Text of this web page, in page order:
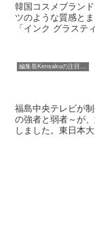
韓国コスメブラン
ツのような質感と
「インク グラステ
します。
福島中央テレビが
の強者と弱者～が
しました。東日本